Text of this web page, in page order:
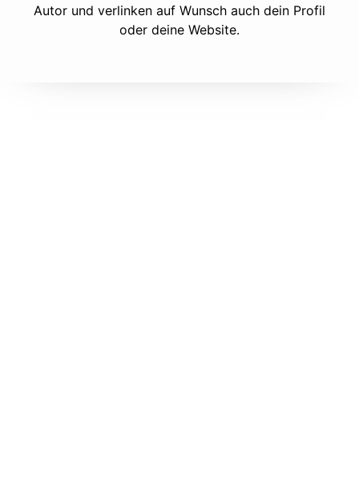
Autor und verlinken auf Wunsch auch dein Profil
oder deine Website.